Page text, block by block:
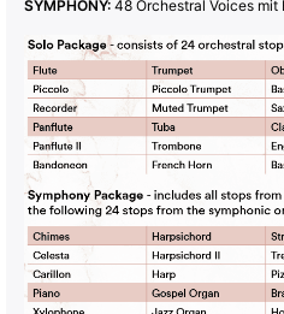
SYMPHONY: 48 Orchestral Voices mit